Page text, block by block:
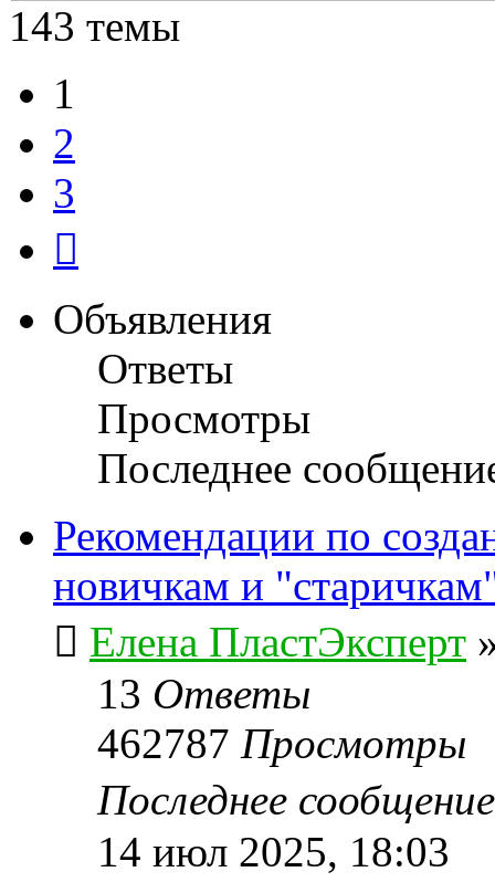
143 темы
1
2
3
Объявления
Ответы
Просмотры
Последнее
Рекомендации по
новичкам и
Елена ПластЭксперт
13 Ответы
462787 Просмотры
Последнее
14 июл 2025, 18:03